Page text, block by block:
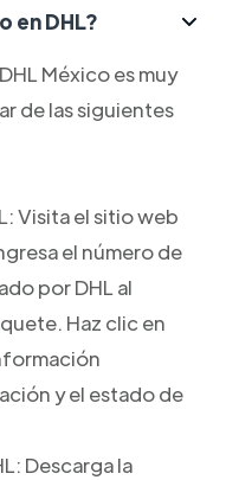
en DHL?
México es muy
de las siguientes
Visita el sitio web
el número de
por DHL al
Haz clic en
y el estado de
Descarga la